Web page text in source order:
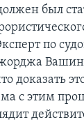
был
по
доказать
с этим